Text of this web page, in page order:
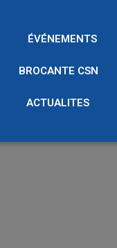
ÉVÉNEMENTS
BROCANTE CSN
ACTUALITES